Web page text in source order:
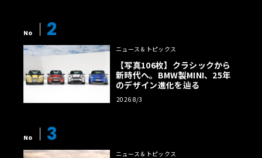
No 2
ニュース＆トピックス
【写真106枚】クラシックから
新時代へ。BMW製MINI、25年
のデザイン進化を辿る
2026 8/3
No 3
ニュース＆トピックス